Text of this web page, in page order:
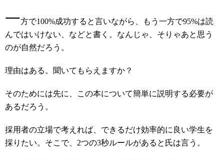
一方で100%成功すると言いながら、もう一方で95%は読
んではいけない、などと書く。なんじゃ、そりゃあと思う
のが自然だろう。
理由はある。聞いてもらえますか？
そのためには先に、この本について簡単に説明する必要が
あるだろう。
採用者の立場で考えれば、できるだけ効率的に良い学生を
採りたい。そこで、2つの3秒ルールがあると氏は言う。